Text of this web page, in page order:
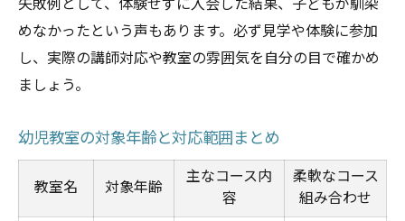
失敗例として、体験せずに入会した結果、子どもが馴染
めなかったという声もあります。必ず見学や体験に参加
し、実際の講師対応や教室の雰囲気を自分の目で確かめ
ましょう。
幼児教室の対象年齢と対応範囲まとめ
教室名 対象年齢
主なコース内
容
柔軟なコース
組み合わせ